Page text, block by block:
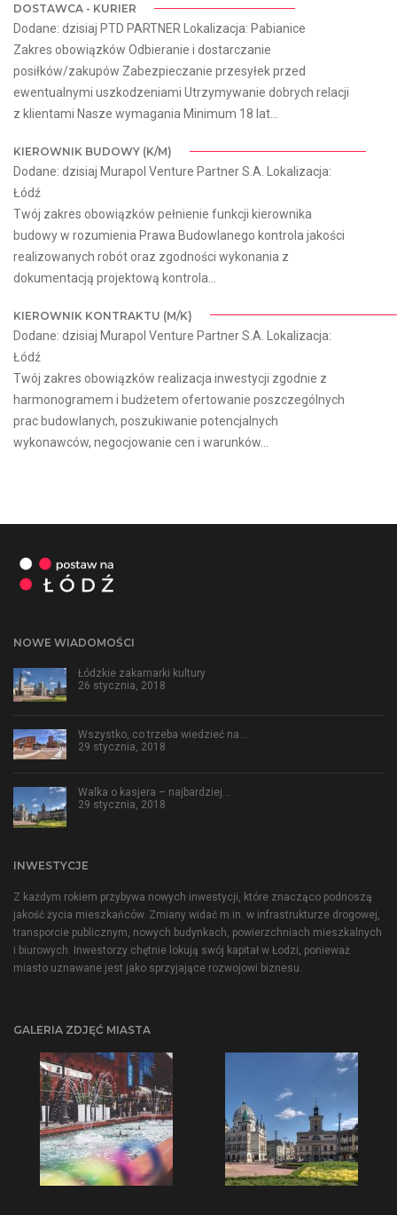
DOSTAWCA - KURIER
Dodane: dzisiaj PTD PARTNER Lokalizacja: Pabianice
Zakres obowiązków Odbieranie i dostarczanie
posiłków/zakupów Zabezpieczanie przesyłek przed
ewentualnymi uszkodzeniami Utrzymywanie dobrych relacji
z klientami Nasze wymagania Minimum 18 lat...
KIEROWNIK BUDOWY (K/M)
Dodane: dzisiaj Murapol Venture Partner S.A. Lokalizacja:
Łódź
Twój zakres obowiązków pełnienie funkcji kierownika
budowy w rozumienia Prawa Budowlanego kontrola jakości
realizowanych robót oraz zgodności wykonania z
dokumentacją projektową kontrola...
KIEROWNIK KONTRAKTU (M/K)
Dodane: dzisiaj Murapol Venture Partner S.A. Lokalizacja:
Łódź
Twój zakres obowiązków realizacja inwestycji zgodnie z
harmonogramem i budżetem ofertowanie poszczególnych
prac budowlanych, poszukiwanie potencjalnych
wykonawców, negocjowanie cen i warunków...
NOWE WIADOMOŚCI
Łódzkie zakamarki kultury
26 stycznia, 2018
Wszystko, co trzeba wiedzieć na…
29 stycznia, 2018
Walka o kasjera – najbardziej…
29 stycznia, 2018
INWESTYCJE
Z każdym rokiem przybywa nowych inwestycji, które znacząco podnoszą
jakość życia mieszkańców. Zmiany widać m.in. w infrastrukturze drogowej,
transporcie publicznym, nowych budynkach, powierzchniach mieszkalnych
i biurowych. Inwestorzy chętnie lokują swój kapitał w Łodzi, ponieważ
miasto uznawane jest jako sprzyjające rozwojowi biznesu.
GALERIA ZDJĘĆ MIASTA